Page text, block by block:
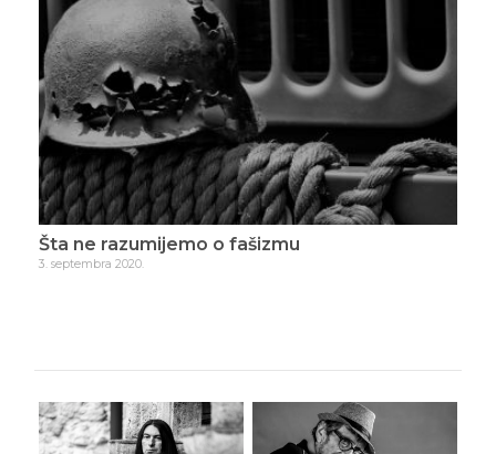
Šta ne razumijemo o fašizmu
3. septembra 2020.